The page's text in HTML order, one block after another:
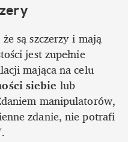
są szczerzy i mają
jest zupełnie
mająca na celu
siebie lub
manipulatorów,
zdanie, nie potrafi